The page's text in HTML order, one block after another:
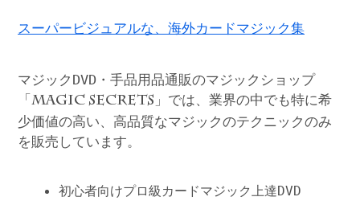
スーパービジュアルな、海外カードマジック集
マジックDVD・手品用品通販のマジックショップ
「 MAGIC SECRETS 」では、業界の中でも特に希
少価値の高い、高品質なマジックのテクニックのみ
を販売しています。
初心者向けプロ級カードマジック上達DVD